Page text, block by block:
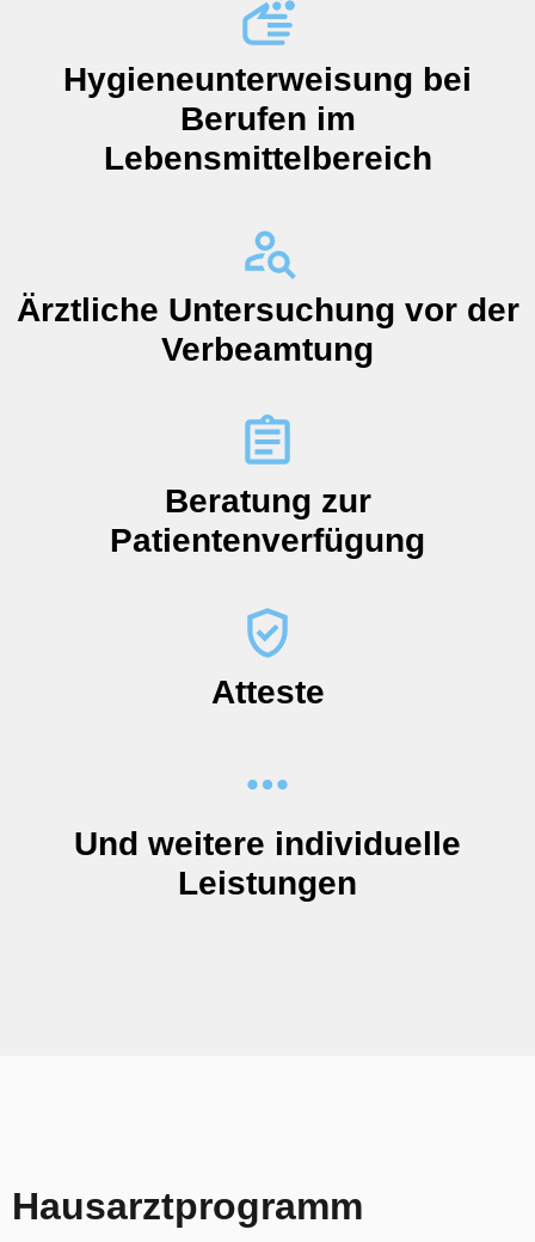
Hygieneunterweisung bei
Berufen im
Lebensmittelbereich
Ärztliche Untersuchung vor der
Verbeamtung
Beratung zur
Patientenverfügung
Atteste
Und weitere individuelle
Leistungen
Hausarztprogramm